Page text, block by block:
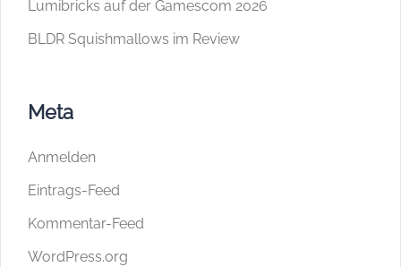
Lumibricks auf der Gamescom 2026
BLDR Squishmallows im Review
Meta
Anmelden
Eintrags-Feed
Kommentar-Feed
WordPress.org